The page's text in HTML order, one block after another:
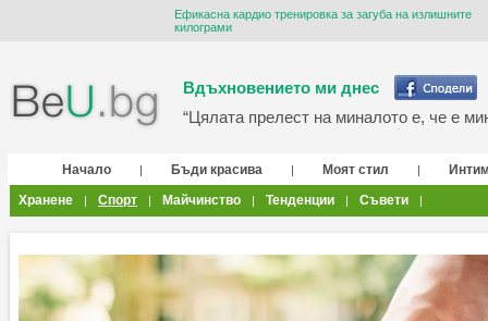
Ефикасна кардио тренировка за загуба на излишните
килограми
Вдъхновението ми днес
“Цялата прелест на миналото е, че е
Начало | Бъди красива | Моят стил |
Хранене
| Спорт | Майчинство | Тенденции | Съвети |